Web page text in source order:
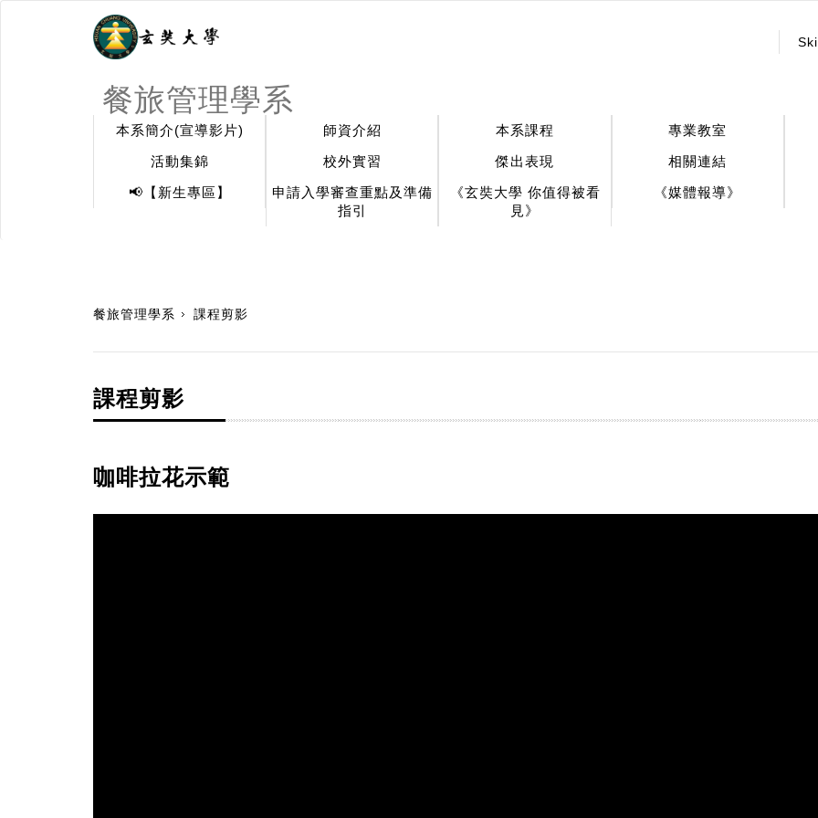
餐旅管理學系
本系簡介(宣導影片) 師資介紹 本系課程 專業教室
活動集錦
校外實習 傑出表現 相關連結
📢【新生專區】
申請入學審查重點及準備
指引
《玄奘大學 你值得被看
見》
《媒體報導》
餐旅管理學系 課程剪影
課程剪影
咖啡拉花示範